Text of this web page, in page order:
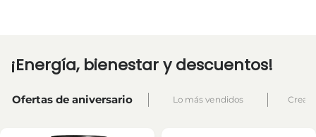
¡Energía, bienestar y descuentos!
Ofertas de aniversario Lo más vendidos